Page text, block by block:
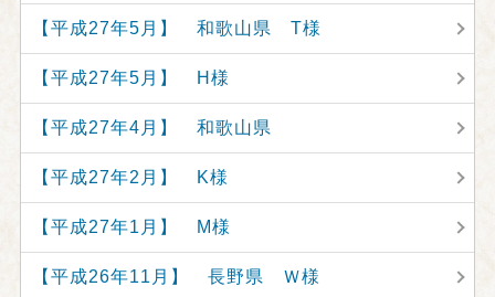
【平成27年5月】 和歌山県 T様
【平成27年5月】 H様
【平成27年4月】 和歌山県
【平成27年2月】 K様
【平成27年1月】 M様
【平成26年11月】 長野県 Ｗ様